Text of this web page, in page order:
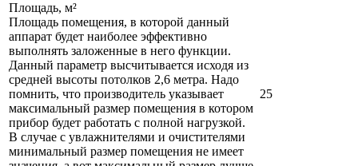
Площадь, м²
Площадь помещения, в которой данный
аппарат будет наиболее эффективно
выполнять заложенные в него функции.
Данный параметр высчитывается исходя из
средней высоты потолков 2,6 метра. Надо
помнить, что производитель указывает
максимальный размер помещения в котором
прибор будет работать с полной нагрузкой.
В случае с увлажнителями и очистителями
минимальный размер помещения не имеет
25